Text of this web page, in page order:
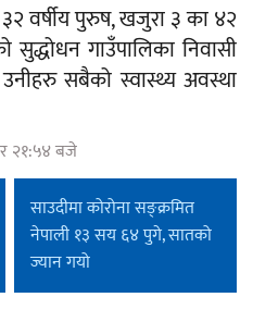
वर्षीय पुरुष, खजुरा ३ का ४२
सुद्धोधन गाउँपालिका निवासी
सबैको स्वास्थ्य अवस्था
२१:५४ बजे
साउदीमा कोरोना सङ्क्रमित
नेपाली १३ सय ६४ पुगे, सातको
ज्यान गयो